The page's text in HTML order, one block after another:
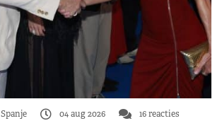
Spanje 04 aug 2026 16 reacties